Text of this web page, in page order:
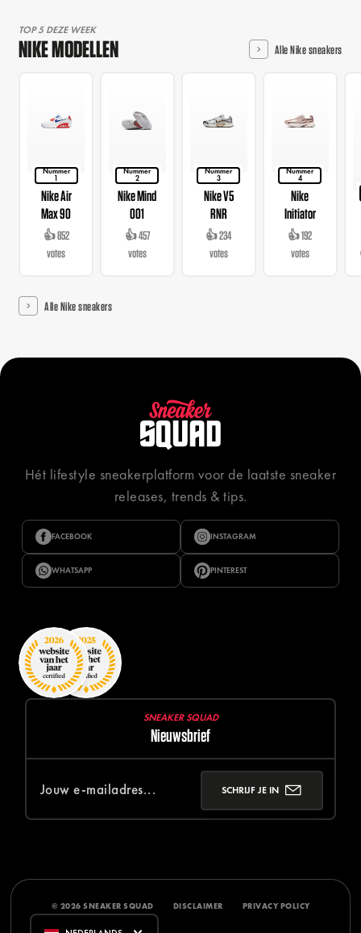
TOP 5 DEZE WEEK
NIKE MODELLEN Alle Nike sneakers
Nummer
1
Nike Air
Max 90
👍 852
votes
Nummer
2
Nike Mind
001
👍 457
votes
Nummer
3
Nike V5
RNR
👍 234
votes
Nummer
4
Nike
Initiator
👍 192
votes
Alle Nike sneakers
Hét lifestyle sneakerplatform voor de laatste sneaker
releases, trends & tips.
FACEBOOK INSTAGRAM
WHATSAPP PINTEREST
SNEAKER SQUAD
Nieuwsbrief
SCHRIJF JE IN
© 2026 SNEAKER SQUAD DISCLAIMER PRIVACY POLICY